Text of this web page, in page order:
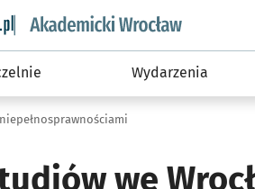
wroclaw.pl podserwis:
Wydarzenia
we